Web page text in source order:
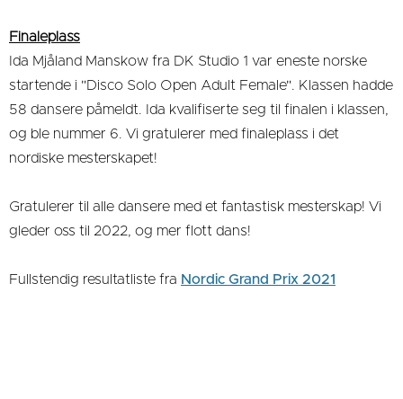
Finaleplass
Ida Mjåland Manskow fra DK Studio 1 var eneste norske
startende i "Disco Solo Open Adult Female". Klassen hadde
58 dansere påmeldt. Ida kvalifiserte seg til finalen i klassen,
og ble nummer 6. Vi gratulerer med finaleplass i det
nordiske mesterskapet!
Gratulerer til alle dansere med et fantastisk mesterskap! Vi
gleder oss til 2022, og mer flott dans!
Fullstendig resultatliste fra Nordic Grand Prix 2021